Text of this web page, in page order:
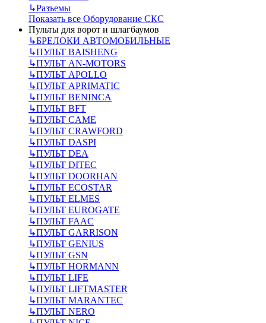
↳Разъемы
Показать все Оборудование СКС
Пульты для ворот и шлагбаумов
↳БРЕЛОКИ АВТОМОБИЛЬНЫЕ
↳ПУЛЬТ BAISHENG
↳ПУЛЬТ AN-MOTORS
↳ПУЛЬТ APOLLO
↳ПУЛЬТ APRIMATIC
↳ПУЛЬТ BENINCA
↳ПУЛЬТ BFT
↳ПУЛЬТ CAME
↳ПУЛЬТ CRAWFORD
↳ПУЛЬТ DASPI
↳ПУЛЬТ DEA
↳ПУЛЬТ DITEC
↳ПУЛЬТ DOORHAN
↳ПУЛЬТ ECOSTAR
↳ПУЛЬТ ELMES
↳ПУЛЬТ EUROGATE
↳ПУЛЬТ FAAC
↳ПУЛЬТ GARRISON
↳ПУЛЬТ GENIUS
↳ПУЛЬТ GSN
↳ПУЛЬТ HORMANN
↳ПУЛЬТ LIFE
↳ПУЛЬТ LIFTMASTER
↳ПУЛЬТ MARANTEC
↳ПУЛЬТ NERO